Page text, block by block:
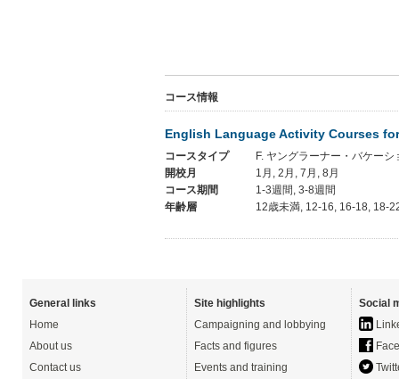
コース情報
English Language Activity Courses
コースタイプ
F. ヤングラーナー・バケーシ
開校月
1月, 2月, 7月, 8月
コース期間
1-3週間, 3-8週間
年齢層
12歳未満, 12-16, 16-18, 18-
General links
Home
About us
Contact us
Site highlights
Campaigning and lobbying
Facts and figures
Events and training
Social